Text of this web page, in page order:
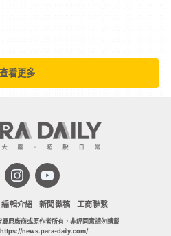
查看更多
編輯介紹 新聞徵稿 工商聯繫
原廠商或原作者所有，非經同意請勿轉載
https://news.para-daily.com/